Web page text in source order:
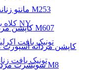
کلاه بافت طرح NY
تونیک بافت
تونیک بافت
مانتو زنانه جنس تدی مدل M253
کاپشن مردانه اسپورت مدل M607
کاپشن مردانه
سویشرت مردانه جنس چرم مدل M8